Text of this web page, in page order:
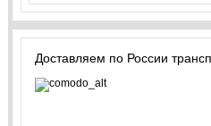
Доставляем по России